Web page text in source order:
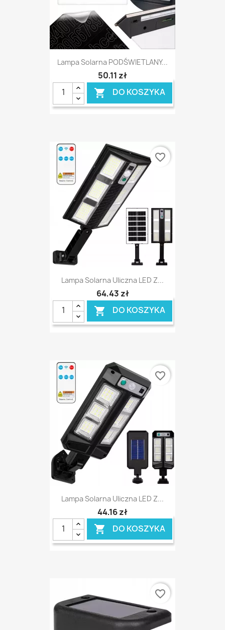
Lampa Solarna PODŚWIETLANY...
50,11 zł
 DO KOSZYKA
Lampa Solarna Uliczna LED Z...
64,43 zł
 DO KOSZYKA
favorite_border
Lampa Solarna Uliczna LED Z...
44,16 zł
 DO KOSZYKA
favorite_border
favorite_border